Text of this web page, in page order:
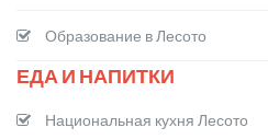
Образование в Лесото
ЕДА И НАПИТКИ
Национальная кухня Лесото